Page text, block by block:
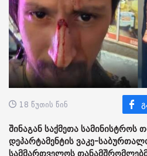
18 წუთის წინ
შინაგან საქმეთა სამინისტროს
დეპარტამენტის ვაკე-
სამმართველოს